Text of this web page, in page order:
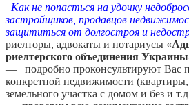
Как не попасться на удочку
застройщиков, продавцов
защититься от долгостроя и
риелторы, адвокаты и нотариусы «
риелтерского объединения Украины
— подробно проконсультируют Вас
конкретной недвижимости (квартиры,
земельного участка с домом и без и